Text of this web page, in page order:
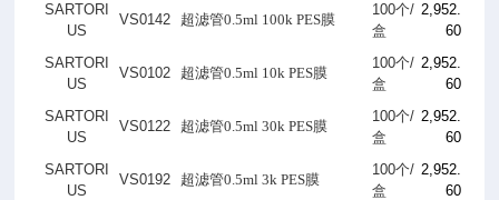
SARTORI
US
VS0142 超滤管0.5ml 100k PES膜
100个/
盒
2,952.
60
SARTORI
US
VS0102 超滤管0.5ml 10k PES膜
100个/
盒
2,952.
60
SARTORI
US
VS0122 超滤管0.5ml 30k PES膜
100个/
盒
2,952.
60
SARTORI
US
VS0192 超滤管0.5ml 3k PES膜
100个/
盒
2,952.
60